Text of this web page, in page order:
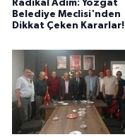
Radikal Adım: Yozgat
Belediye Meclisi'nden
Dikkat Çeken Kararlar!